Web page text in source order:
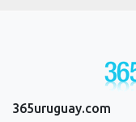
365uruguay.com